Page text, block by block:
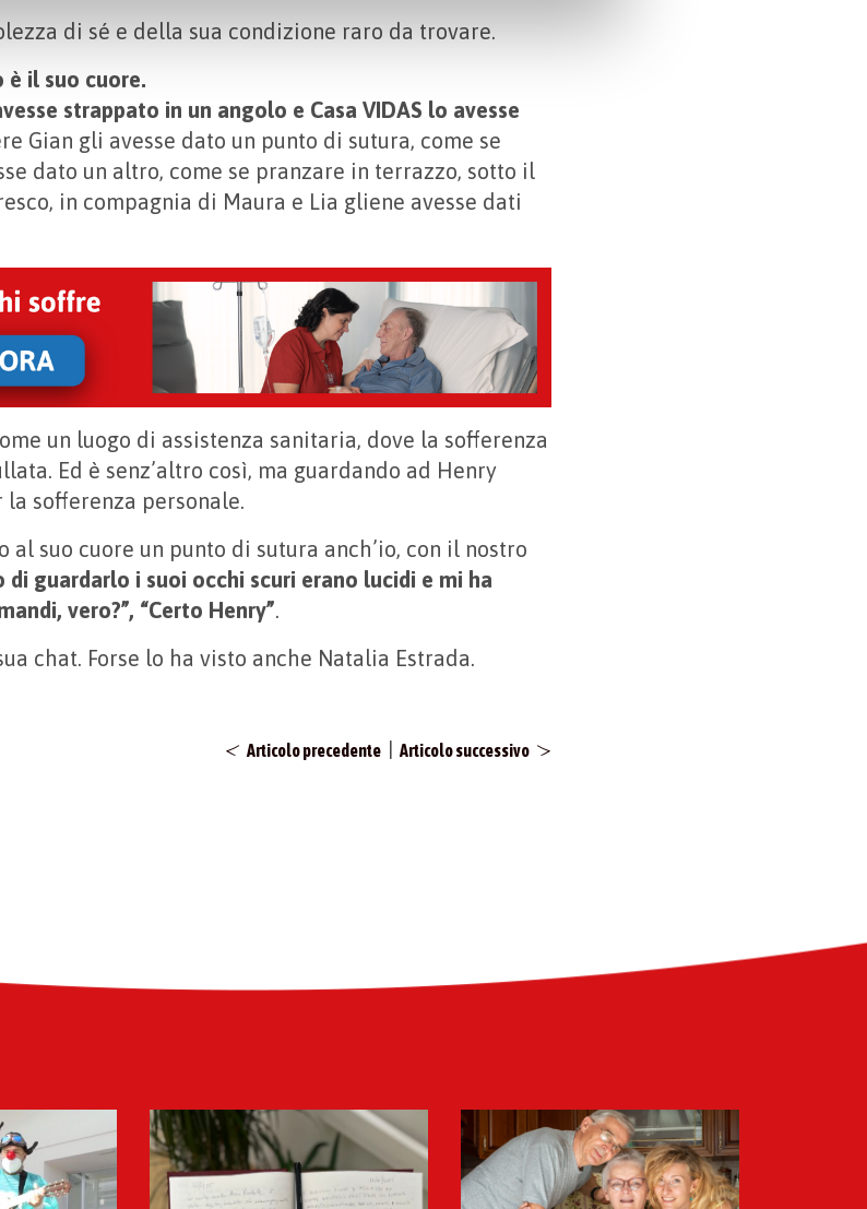
di sé e della sua condizione raro da trovare.
è il suo cuore.
strappato in un angolo e Casa VIDAS lo avesse
Gian gli avesse dato un punto di sutura, come se
dato un altro, come se pranzare in terrazzo, sotto il
in compagnia di Maura e Lia gliene avesse dati
un luogo di assistenza sanitaria, dove la sofferenza
Ed è senz’altro così, ma guardando ad Henry
sofferenza personale.
al suo cuore un punto di sutura anch’io, con il nostro
guardarlo i suoi occhi scuri erano lucidi e mi ha
vero?”, “Certo Henry”.
chat. Forse lo ha visto anche Natalia Estrada.
Articolo precedente Articolo successivo